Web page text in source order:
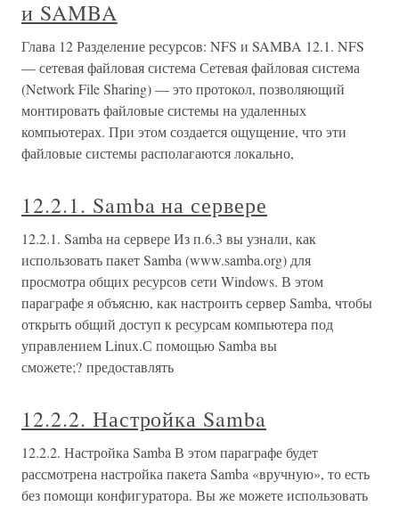
и SAMBA
Глава 12 Разделение ресурсов: NFS и SAMBA 12.1. NFS
— сетевая файловая система Сетевая файловая система
(Network File Sharing) — это протокол, позволяющий
монтировать файловые системы на удаленных
компьютерах. При этом создается ощущение, что эти
файловые системы располагаются локально,
12.2.1. Samba на сервере
12.2.1. Samba на сервере Из п.6.3 вы узнали, как
использовать пакет Samba (www.samba.org) для
просмотра общих ресурсов сети Windows. В этом
параграфе я объясню, как настроить сервер Samba, чтобы
открыть общий доступ к ресурсам компьютера под
управлением Linux.С помощью Samba вы
сможете;? предоставлять
12.2.2. Настройка Samba
12.2.2. Настройка Samba В этом параграфе будет
рассмотрена настройка пакета Samba «вручную», то есть
без помощи конфигуратора. Вы же можете использовать